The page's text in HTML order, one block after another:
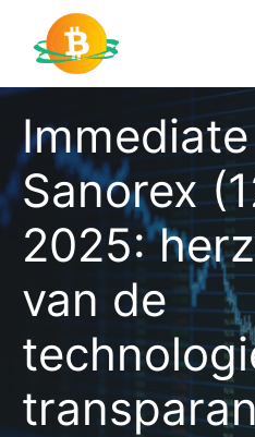
naar
inhoud
Sanorex
2025:
van de